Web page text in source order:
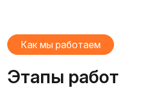
Как мы работаем
Этапы работ